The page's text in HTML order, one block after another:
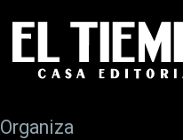
Organiza